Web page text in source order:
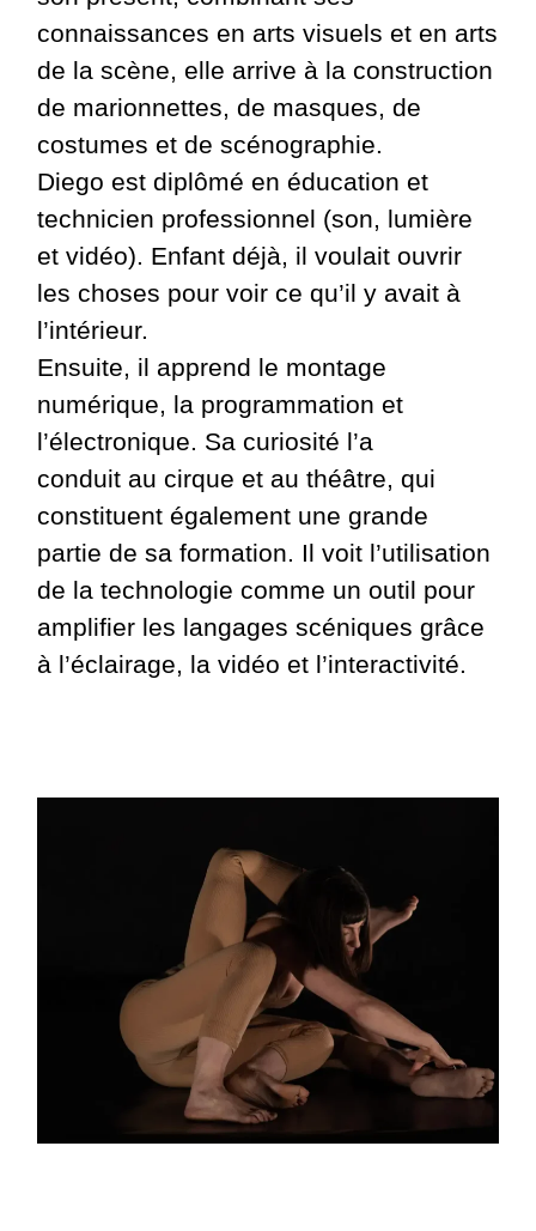
connaissances en arts visuels et en arts
de la scène, elle arrive à la construction
de marionnettes, de masques, de
costumes et de scénographie.
Diego est diplômé en éducation et
technicien professionnel (son, lumière
et vidéo). Enfant déjà, il voulait ouvrir
les choses pour voir ce qu’il y avait à
l’intérieur.
Ensuite, il apprend le montage
numérique, la programmation et
l’électronique. Sa curiosité l’a
conduit au cirque et au théâtre, qui
constituent également une grande
partie de sa formation. Il voit l’utilisation
de la technologie comme un outil pour
amplifier les langages scéniques grâce
à l’éclairage, la vidéo et l’interactivité.